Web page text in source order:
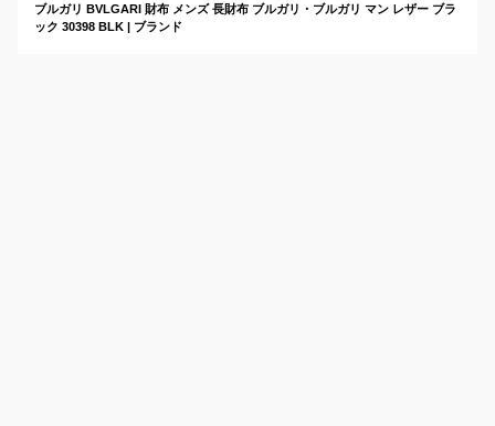
ブルガリ BVLGARI 財布 メンズ 長財布 ブルガリ・ブルガリ マン レザー ブラ
ック 30398 BLK | ブランド